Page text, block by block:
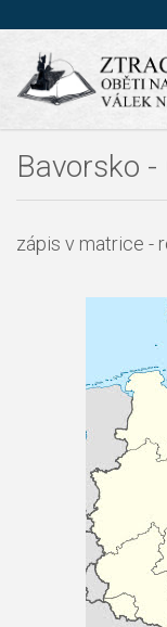
Bavorsko -
zápis v matrice -